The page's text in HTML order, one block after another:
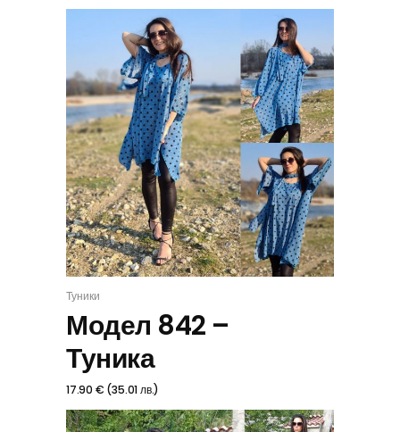
ИЗБЕРИ
Туники
Модел 842 –
Туника
17.90 € (35.01лв.)